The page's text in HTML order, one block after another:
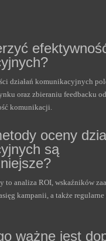
działań komunikacyjnych
oraz zbieraniu feedbacku
komunikacji.
oceny
są
to analiza ROI, wskaźników
kampanii, a także
ważne jest